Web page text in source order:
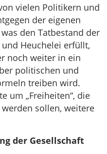
vielen Politikern und
der eigenen
den Tatbestand der
Heuchelei erfüllt,
noch weiter in ein
politischen und
treiben wird.
um „Freiheiten“, die
sollen, weitere
der Gesellschaft